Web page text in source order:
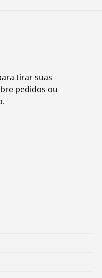
tirar suas
pedidos ou